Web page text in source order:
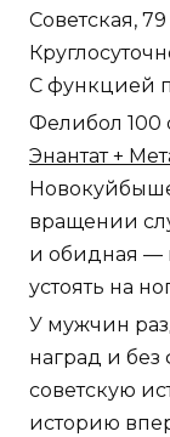
Советская,
С функцией
Фелибол 100
Энантат +
вращении
и обидная —
устоять на
У мужчин
наград и
советскую
историю